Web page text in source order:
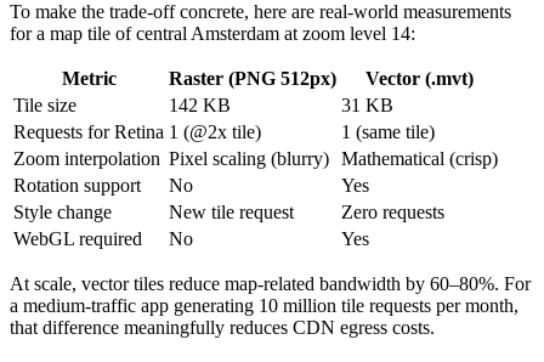
To make the trade-off concrete, here are real-world measurements
for a map tile of central Amsterdam at zoom level 14:
Metric Raster (PNG 512px)
Vector (.mvt)
Tile size
142 KB
31 KB
Requests for Retina 1 (@2x tile)
1 (same tile)
Zoom interpolation Pixel scaling (blurry) Mathematical (crisp)
Rotation support
No
Yes
Style change
New tile request
Zero requests
WebGL required
No Yes
At scale, vector tiles reduce map-related bandwidth by 60–80%. For
a medium-traffic app generating 10 million tile requests per month,
that difference meaningfully reduces CDN egress costs.